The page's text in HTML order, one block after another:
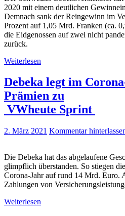
2020 mit einem deutlichen
Demnach sank der Reingewinn im
Prozent auf 1,05 Mrd. Franken (ca.
die Eidgenossen auf zwei nicht
zurück.
Weiterlesen
Debeka legt im
Prämien zu
VWheute Sprint
2. März 2021 Kommentar
Die Debeka hat das abgelaufene
glimpflich überstanden. So stiegen
Corona-Jahr auf rund 14 Mrd. Euro.
Zahlungen von
Weiterlesen